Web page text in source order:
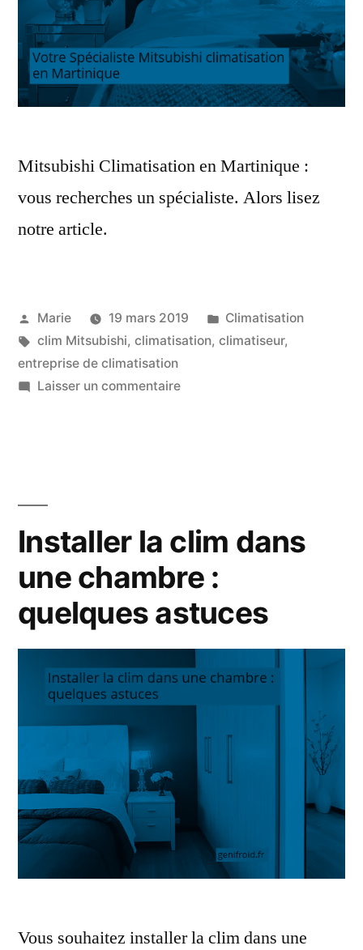
Mitsubishi Climatisation en Martinique :
vous recherches un spécialiste. Alors lisez
notre article.
Publié
par
Marie 19 mars 2019
Publié
dans
Climatisation
Étiquettes :
clim Mitsubishi, climatisation, climatiseur,
entreprise de climatisation
Laisser un commentairesur
Installer la clim dans
une chambre :
quelques astuces
Vous souhaitez installer la clim dans une